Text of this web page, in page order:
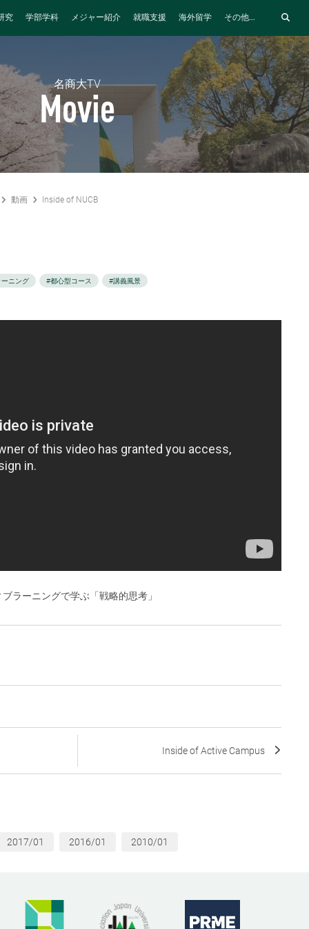
究 学部学科 メジャー紹介 就職支援 海外留学 その他...
名商大TV
Movie
動画 Inside of NUCB
ニング #都心型コース #講義風景
ラーニングで学ぶ「戦略的思考」
Inside of Active Campus
2017/01 2016/01 2010/01